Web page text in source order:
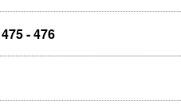
475 - 476